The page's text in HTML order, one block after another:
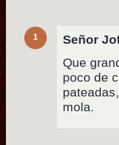
1 Señor
Que
poco de
mola.